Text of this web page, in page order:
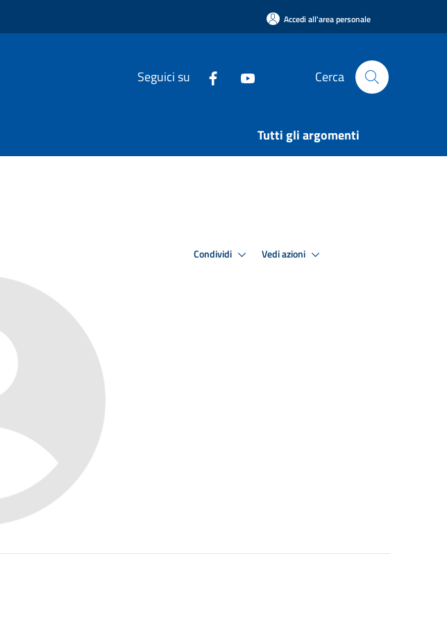
Accedi all'area personale
Seguici su Cerca
Tutti gli argomenti
Condividi Vedi azioni